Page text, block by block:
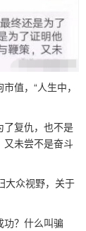
值，“人生中，
了复仇，也不是
又未尝不是奋斗
大众视野，关于
功？什么叫骗